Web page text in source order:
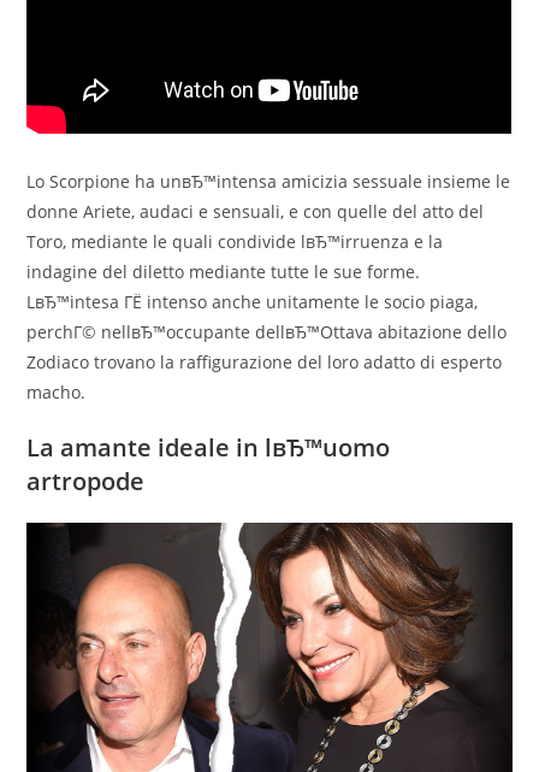
Lo Scorpione ha unвЂ™intensa amicizia sessuale insieme le
donne Ariete, audaci e sensuali, e con quelle del atto del
Toro, mediante le quali condivide lвЂ™irruenza e la
indagine del diletto mediante tutte le sue forme.
LвЂ™intesa ГЁ intenso anche unitamente le socio piaga,
perchГ© nellвЂ™occupante dellвЂ™Ottava abitazione dello
Zodiaco trovano la raffigurazione del loro adatto di esperto
macho.
La amante ideale in lвЂ™uomo
artropode